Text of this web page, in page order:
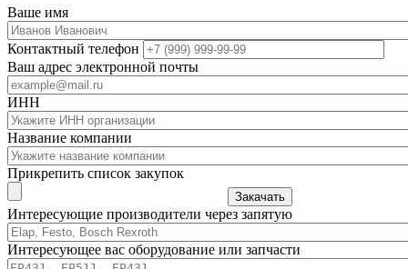
Ваше имя
Контактный телефон
Ваш адрес электронной почты
ИНН
Название компании
Прикрепить список закупок
Закачать
Интересующие производители через запятую
Интересующее вас оборудование или запчасти